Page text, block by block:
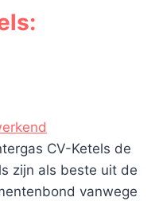
CV-Ketels de
zijn als beste uit de
vanwege